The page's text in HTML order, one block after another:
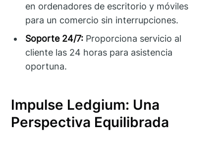
en ordenadores de escritorio y móviles
para un comercio sin interrupciones.
Soporte 24/7: Proporciona servicio al
cliente las 24 horas para asistencia
oportuna.
Impulse Ledgium: Una
Perspectiva Equilibrada